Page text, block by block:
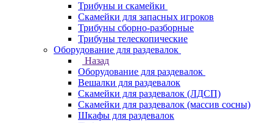
Трибуны и скамейки
Скамейки для запасных игроков
Трибуны сборно-разборные
Трибуны телескопические
Оборудование для раздевалок
Назад
Оборудование для раздевалок
Вешалки для раздевалок
Скамейки для раздевалок (ЛДСП)
Скамейки для раздевалок (массив сосны)
Шкафы для раздевалок